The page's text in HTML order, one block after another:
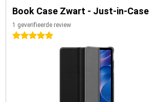
Book Case Zwart - Just-in-Case
1 geverifieerde review
5 sterren